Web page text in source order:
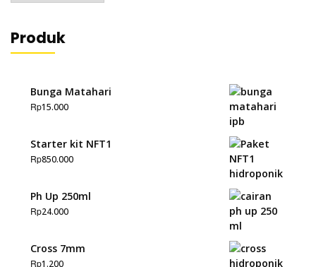
Produk
Bunga Matahari
Rp15.000
Starter kit NFT1
Rp850.000
Ph Up 250ml
Rp24.000
Cross 7mm
Rp1.200